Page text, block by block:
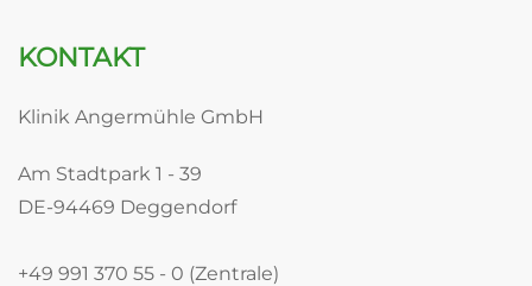
KONTAKT
Klinik Angermühle GmbH
Am Stadtpark 1 - 39
DE-94469 Deggendorf
+49 991 370 55 - 0 (Zentrale)